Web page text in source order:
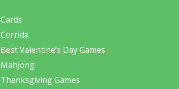
Cards
Corrida
Best Valentine’s Day Games
Mahjong
Thanksgiving Games